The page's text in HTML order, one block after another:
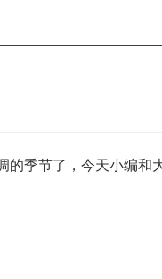
的季节了，今天小编和